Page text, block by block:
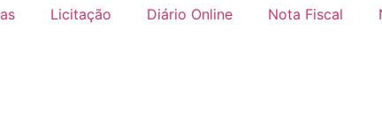
Licitação Diário Online Nota Fiscal